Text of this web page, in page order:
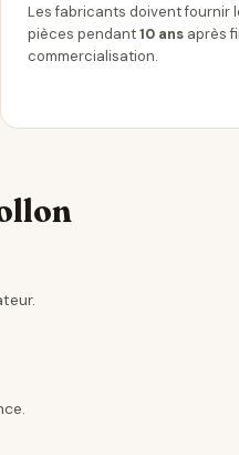
Les fabricants doivent fournir
pièces pendant10 ans après
commercialisation.